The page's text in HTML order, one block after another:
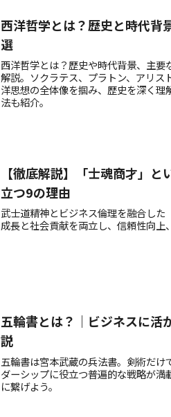
西洋哲学とは？歴史と時代背
選
西洋哲学とは？歴史や時代背景、主要
解説。ソクラテス、プラトン、アリス
洋思想の全体像を掴み、歴史を深く理
法も紹介。
【徹底解説】「士魂商才」
立つ9の理由
武士道精神とビジネス倫理を融合し
成長と社会貢献を両立し、信頼性向上
五輪書とは？｜ビジネスに活
説
五輪書は宮本武蔵の兵法書。剣術だ
ダーシップに役立つ普遍的な戦略が
に繋げよう。